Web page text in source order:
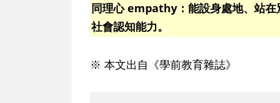
同理心 empathy：能設身處地、站在
社會認知能力。
※ 本文出自《學前教育雜誌》